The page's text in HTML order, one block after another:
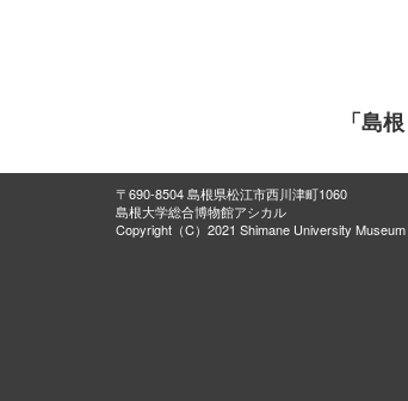
「島
〒690-8504 島根県松江市西川津町1060
島根大学総合博物館アシカル
Copyright（C）2021 Shimane University